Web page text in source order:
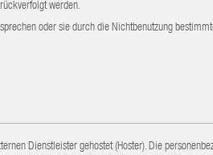
werden.
oder sie durch die Nichtbenutzung
Dienstleister gehostet (Hoster). Die